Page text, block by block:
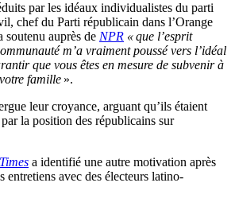
par les idéaux individualistes du parti
chef du Parti républicain dans l’Orange
auprès de NPR « que l’esprit
m’a vraiment poussé vers l’idéal
que vous êtes en mesure de subvenir à
famille ».
leur croyance, arguant qu’ils étaient
la position des républicains sur
a identifié une autre motivation après
entretiens avec des électeurs latino-